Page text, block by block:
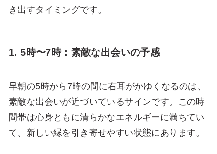
き出すタイミングです。
1. 5時〜7時：素敵な出会いの予感
早朝の5時から7時の間に右耳がかゆくなるのは、
素敵な出会いが近づいているサインです。この時
間帯は心身ともに清らかなエネルギーに満ちてい
て、新しい縁を引き寄せやすい状態にあります。